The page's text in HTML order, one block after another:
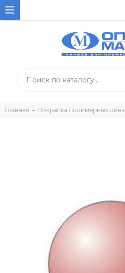
Главная Покраска полимерных линз